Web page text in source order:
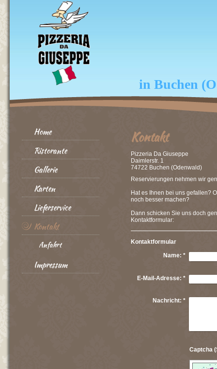
in Buchen
Home
Ristorante
Gallerie
Karten
Lieferservice
Kontakt
Anfahrt
Impressum
Kontakt
Pizzeria Da Giuseppe
Daimlerstr. 1
74722 Buchen (Odenwald)
Reservierungen nehmen wir
Hat es Ihnen bei uns gefallen?
noch besser machen?
Dann schicken Sie uns doch
Kontaktformular:
Kontaktformular
Name: *
E-Mail-Adresse: *
Nachricht: *